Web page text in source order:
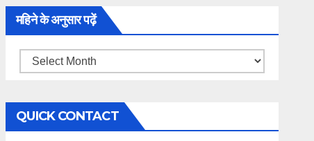
महिने के अनुसार पढ़ें
महिने
अनुसार
पढ़ें
QUICK CONTACT